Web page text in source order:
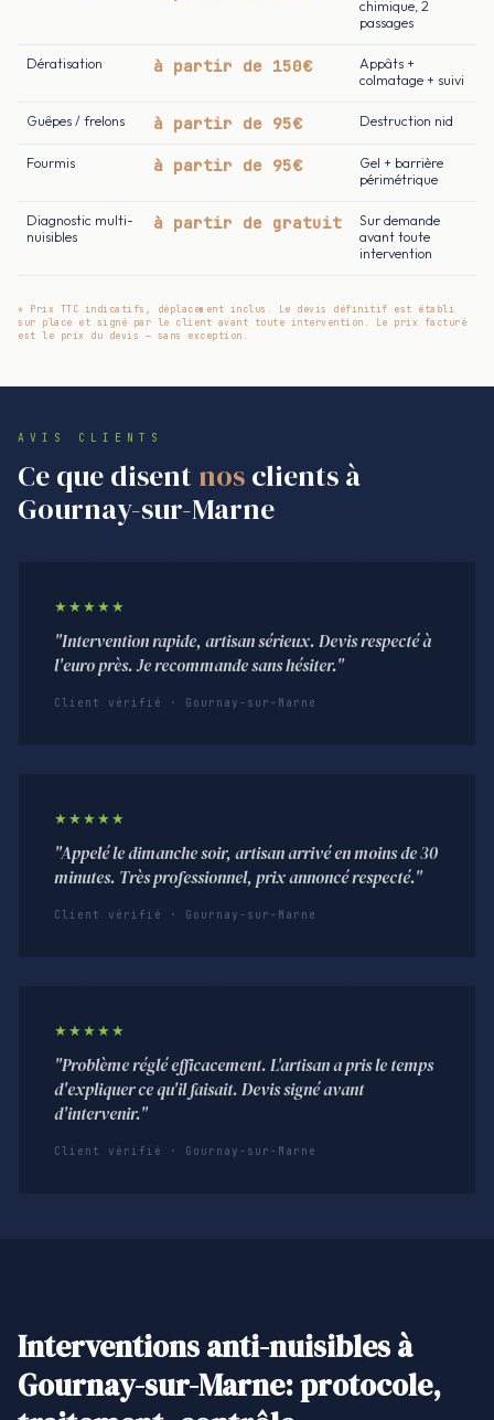
chimique, 2
passages
Dératisation à partir de 150€
Appâts +
colmatage + suivi
Guêpes / frelons à partir de 95€ Destruction nid
Fourmis à partir de 95€
Gel + barrière
périmétrique
Diagnostic multi-
nuisibles
à partir de gratuit
Sur demande
avant toute
intervention
* Prix TTC indicatifs, déplacement inclus. Le devis définitif est établi
sur place et signé par le client avant toute intervention. Le prix facturé
est le prix du devis — sans exception.
AVIS CLIENTS
Ce que disent nosclients à
Gournay-sur-Marne
★★★★★
"Intervention rapide, artisan sérieux. Devis respecté à
l'euro près. Je recommande sans hésiter."
Client vérifié · Gournay-sur-Marne
★★★★★
"Appelé le dimanche soir, artisan arrivé en moins de 30
minutes. Très professionnel, prix annoncé respecté."
Client vérifié · Gournay-sur-Marne
★★★★★
"Problème réglé efficacement. L'artisan a pris le temps
d'expliquer ce qu'il faisait. Devis signé avant
d'intervenir."
Client vérifié · Gournay-sur-Marne
Interventions anti-nuisibles à
Gournay-sur-Marne: protocole,